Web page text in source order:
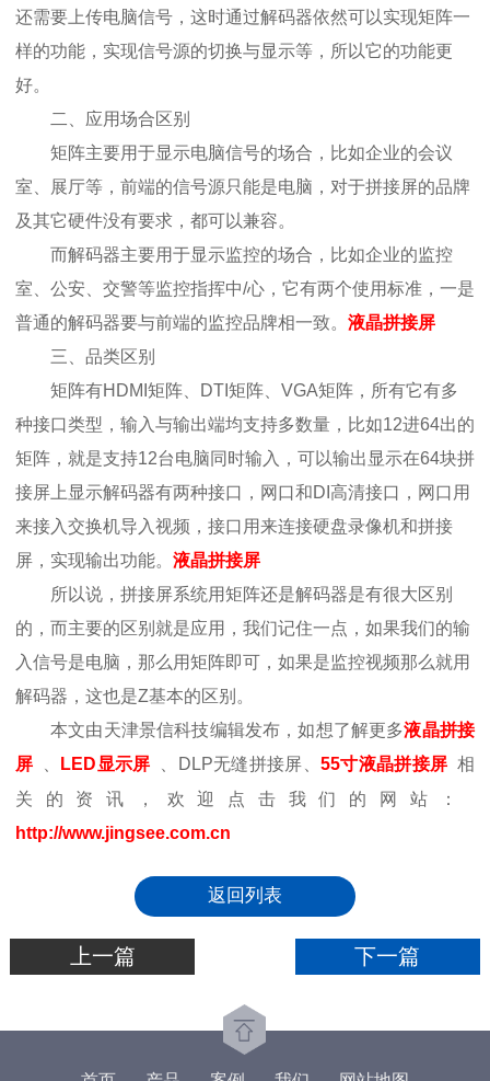
还需要上传电脑信号，这时通过解码器依然可以实现矩阵一
样的功能，实现信号源的切换与显示等，所以它的功能更
好。
二、应用场合区别
矩阵主要用于显示电脑信号的场合，比如企业的会议
室、展厅等，前端的信号源只能是电脑，对于拼接屏的品牌
及其它硬件没有要求，都可以兼容。
而解码器主要用于显示监控的场合，比如企业的监控
室、公安、交警等监控指挥中/心，它有两个使用标准，一是
普通的解码器要与前端的监控品牌相一致。 液晶拼接屏
三、品类区别
矩阵有HDMI矩阵、DTI矩阵、VGA矩阵，所有它有多
种接口类型，输入与输出端均支持多数量，比如12进64出的
矩阵，就是支持12台电脑同时输入，可以输出显示在64块拼
接屏上显示解码器有两种接口，网口和DI高清接口，网口用
来接入交换机导入视频，接口用来连接硬盘录像机和拼接
屏，实现输出功能。 液晶拼接屏
所以说，拼接屏系统用矩阵还是解码器是有很大区别
的，而主要的区别就是应用，我们记住一点，如果我们的输
入信号是电脑，那么用矩阵即可，如果是监控视频那么就用
解码器，这也是Z基本的区别。
本文由天津景信科技编辑发布，如想了解更多液晶拼接
屏
LED显示屏 、DLP无缝拼接屏、55寸液晶拼接屏 相
关的资讯，欢迎点击我们的网站：
http://www.jingsee.com.cn
返回列表
上一篇 下一篇